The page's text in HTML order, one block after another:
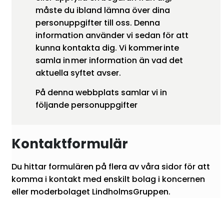
måste du ibland lämna över dina
personuppgifter till oss. Denna
information använder vi sedan för att
kunna kontakta dig. Vi kommer inte
samla in mer information än vad det
aktuella syftet avser.
På denna webbplats samlar vi in
följande personuppgifter
Kontaktformulär
Du hittar formulären på flera av våra sidor för att
komma i kontakt med enskilt bolag i koncernen
eller moderbolaget LindholmsGruppen.